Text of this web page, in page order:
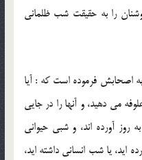
را به حقيقت شب ظلمانی
اصحابش فرموده است كه : آيا
می دهيد، و آنها را در جايی
روز آورده اند، و شبی حيوانی
ايد، يا شب انسانی داشته ايد،